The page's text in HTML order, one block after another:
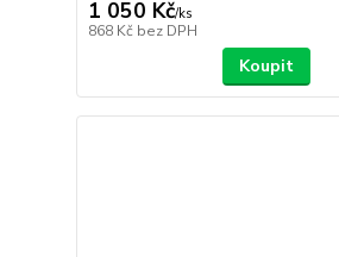
1 050 Kč/ks
868 Kč bez DPH
Koupit